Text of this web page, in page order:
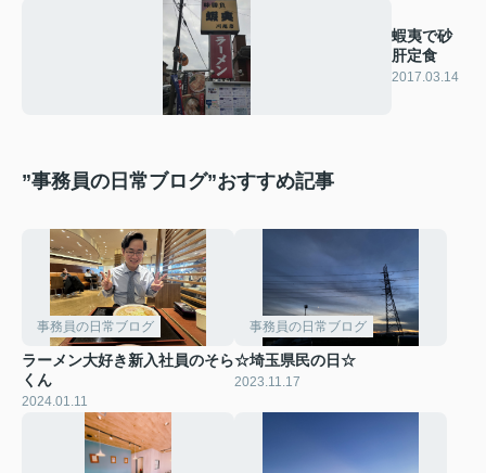
蝦夷で砂
肝定食
2017.03.14
”事務員の日常ブログ”おすすめ記事
事務員の日常ブログ
ラーメン大好き新入社員のそら
くん
2024.01.11
事務員の日常ブログ
☆埼玉県民の日☆
2023.11.17